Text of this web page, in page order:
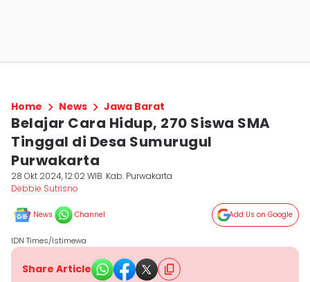
Home News Jawa Barat
Belajar Cara Hidup, 270 Siswa SMA
Tinggal di Desa Sumurugul
Purwakarta
28 Okt 2024, 12:02 WIB Kab. Purwakarta
Debbie Sutrisno
News Channel Add Us on Google
IDN Times/Istimewa
Share Article